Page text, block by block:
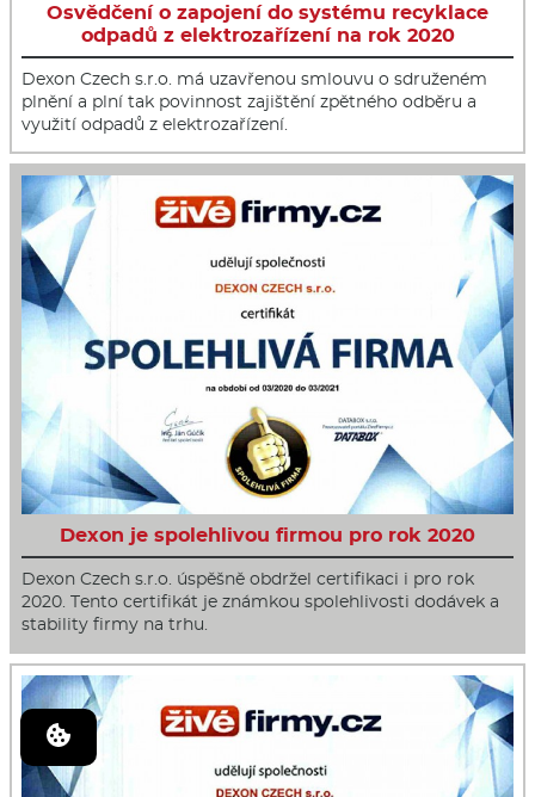
Osvědčení o zapojení do systému recyklace
odpadů z elektrozařízení na rok 2020
Dexon Czech s.r.o. má uzavřenou smlouvu o sdruženém
plnění a plní tak povinnost zajištění zpětného odběru a
využití odpadů z elektrozařízení.
Dexon je spolehlivou firmou pro rok 2020
Dexon Czech s.r.o. úspěšně obdržel certifikaci i pro rok
2020. Tento certifikát je známkou spolehlivosti dodávek a
stability firmy na trhu.